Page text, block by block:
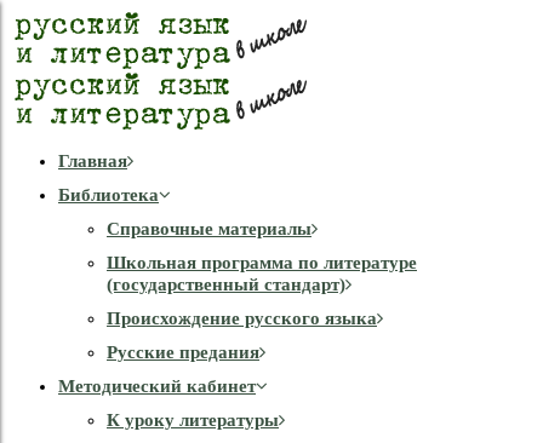
Главная
Библиотека
Справочные материалы
Школьная программа по литературе
(государственный стандарт)
Происхождение русского языка
Русские предания
Методический кабинет
К уроку литературы